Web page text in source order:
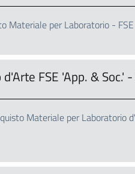
per Laboratorio - FSE
FSE 'App. &
Materiale per Laboratorio